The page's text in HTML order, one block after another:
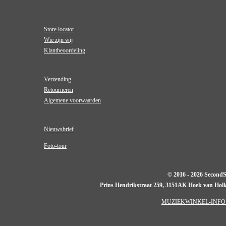
Store locator
Wie zijn wij
Klantbeoordeling
Verzending
Retourneren
Algemene voorwaarden
Nieuwsbrief
Foto-tour
© 2016 - 2026
Prins Hendrikstraat 259, 3151AK Hoek van
MUZIEKWINKEL-